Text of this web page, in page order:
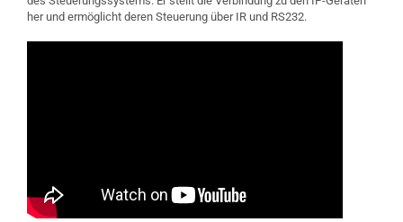
her und ermöglicht deren Steuerung über IR und RS232.